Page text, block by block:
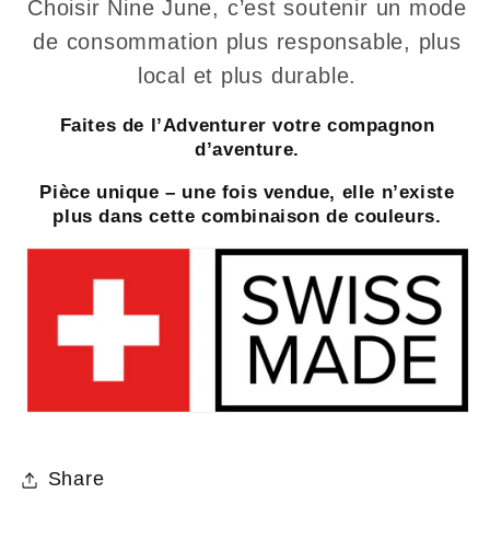
Choisir Nine June, c’est soutenir un mode
de consommation plus responsable, plus
local et plus durable.
Faites de l’Adventurer votre compagnon
d’aventure.
Pièce unique – une fois vendue, elle n’existe
plus dans cette combinaison de couleurs.
Share